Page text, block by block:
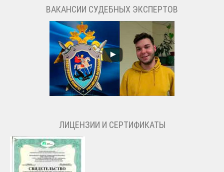
ВАКАНСИИ СУДЕБНЫХ ЭКСПЕРТОВ
ЛИЦЕНЗИИ И СЕРТИФИКАТЫ